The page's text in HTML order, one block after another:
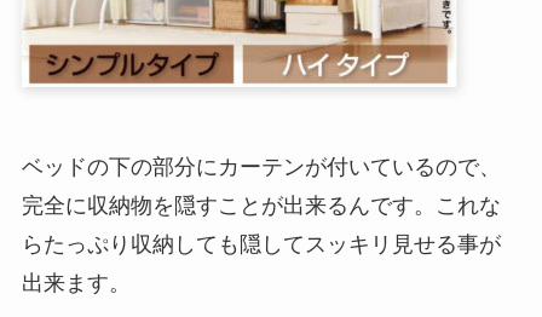
ベッドの下の部分にカーテンが付いているので、
完全に収納物を隠すことが出来るんです。これな
らたっぷり収納しても隠してスッキリ見せる事が
出来ます。